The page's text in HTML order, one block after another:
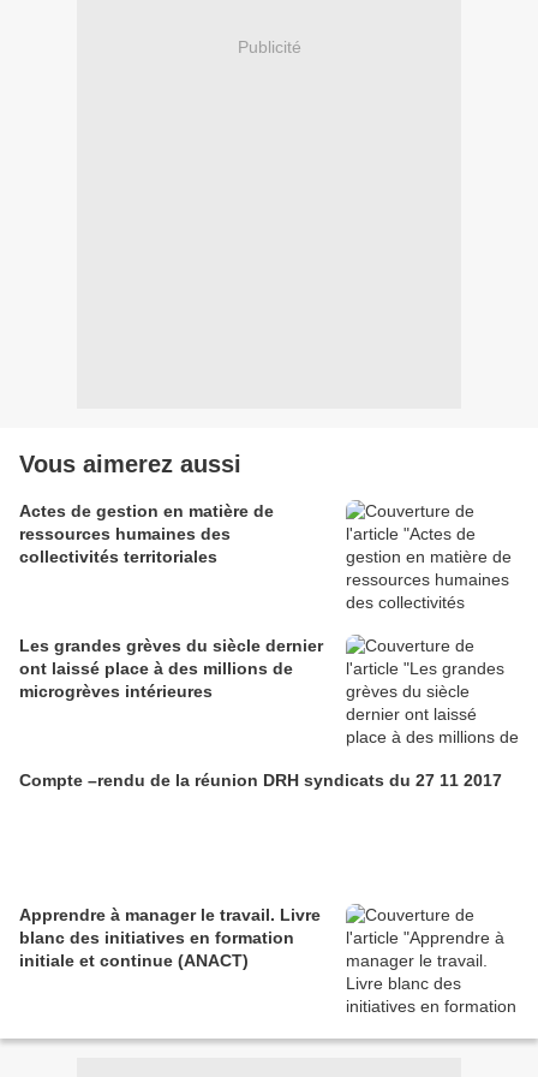
Publicité
Vous aimerez aussi
Actes de gestion en matière de
ressources humaines des
collectivités territoriales
Les grandes grèves du siècle dernier
ont laissé place à des millions de
microgrèves intérieures
Compte –rendu de la réunion DRH syndicats du 27 11 2017
Apprendre à manager le travail. Livre
blanc des initiatives en formation
initiale et continue (ANACT)